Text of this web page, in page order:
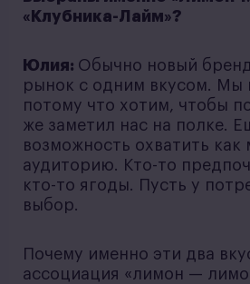
«Клубника-Лайм»?
Юлия: Обычно новый
рынок с одним вкусом. Мы
потому что хотим, чтобы
же заметил нас на полке.
возможность охватить
аудиторию. Кто-то
кто-то ягоды. Пусть у
выбор.
Почему именно эти два
ассоциация «лимон —